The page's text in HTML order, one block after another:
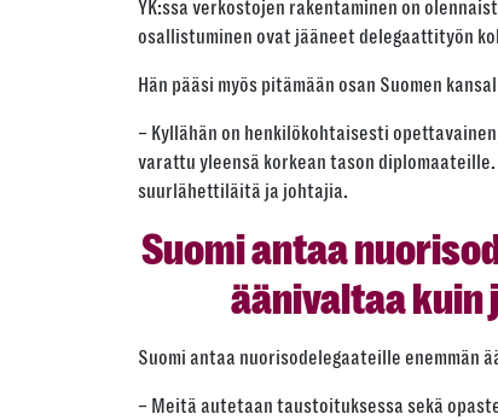
YK:ssa verkostojen rakentaminen on
osallistuminen ovat jääneet delegaattityön
Hän pääsi myös pitämään osan Suomen
– Kyllähän on henkilökohtaisesti
varattu yleensä korkean tason
suurlähettiläitä ja johtajia.
Suomi antaa
äänivaltaa kuin
Suomi antaa nuorisodelegaateille enemmän
– Meitä autetaan taustoituksessa sekä